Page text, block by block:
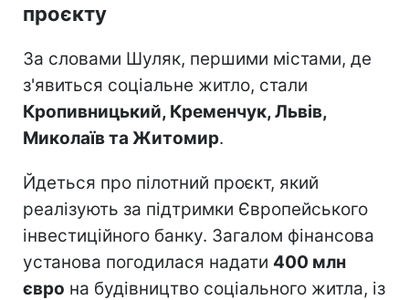
проєкту
За словами Шуляк, першими містами, де
з'явиться соціальне житло, стали
Кропивницький, Кременчук, Львів,
Миколаїв та Житомир.
Йдеться про пілотний проєкт, який
реалізують за підтримки Європейського
інвестиційного банку. Загалом фінансова
установа погодилася надати 400 млн
євро на будівництво соціального житла, із